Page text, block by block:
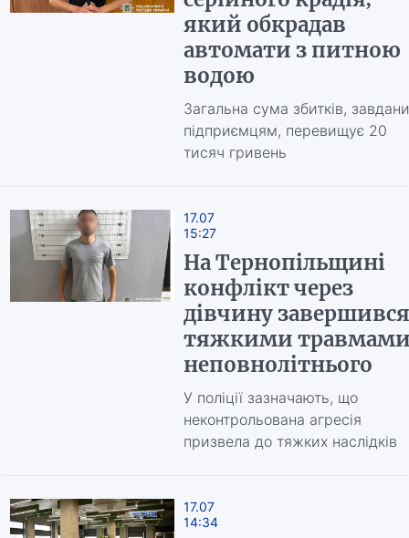
який обкрадав
автомати з питною
водою
Загальна сума збитків,
підприємцям, перевищує 20
тисяч гривень
17.07
15:27
На Тернопільщині
конфлікт через
дівчину завершився
тяжкими
неповнолітнього
У поліції зазначають, що
неконтрольована агресія
призвела до тяжких наслідків
17.07
14:34